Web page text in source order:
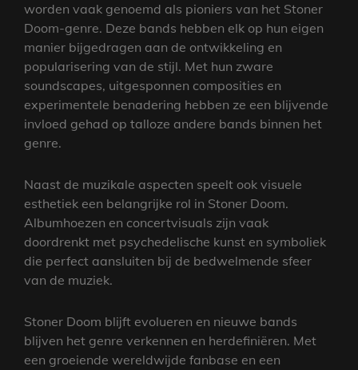
worden vaak genoemd als pioniers van het Stoner
Doom-genre. Deze bands hebben elk op hun eigen
manier bijgedragen aan de ontwikkeling en
popularisering van de stijl. Met hun zware
soundscapes, uitgesponnen composities en
experimentele benadering hebben ze een blijvende
invloed gehad op talloze andere bands binnen het
genre.
Naast de muzikale aspecten speelt ook visuele
esthetiek een belangrijke rol in Stoner Doom.
Albumhoezen en concertvisuals zijn vaak
doordrenkt met psychedelische kunst en symboliek
die perfect aansluiten bij de bedwelmende sfeer
van de muziek.
Stoner Doom blijft evolueren en nieuwe bands
blijven het genre verkennen en herdefiniëren. Met
een groeiende wereldwijde fanbase en een